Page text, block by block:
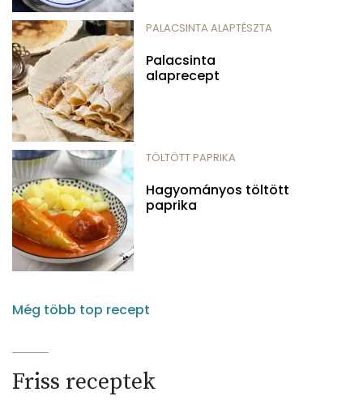
PALACSINTA ALAPTÉSZTA
Palacsinta
alaprecept
TÖLTÖTT PAPRIKA
Hagyományos töltött
paprika
Még több top recept
Friss receptek